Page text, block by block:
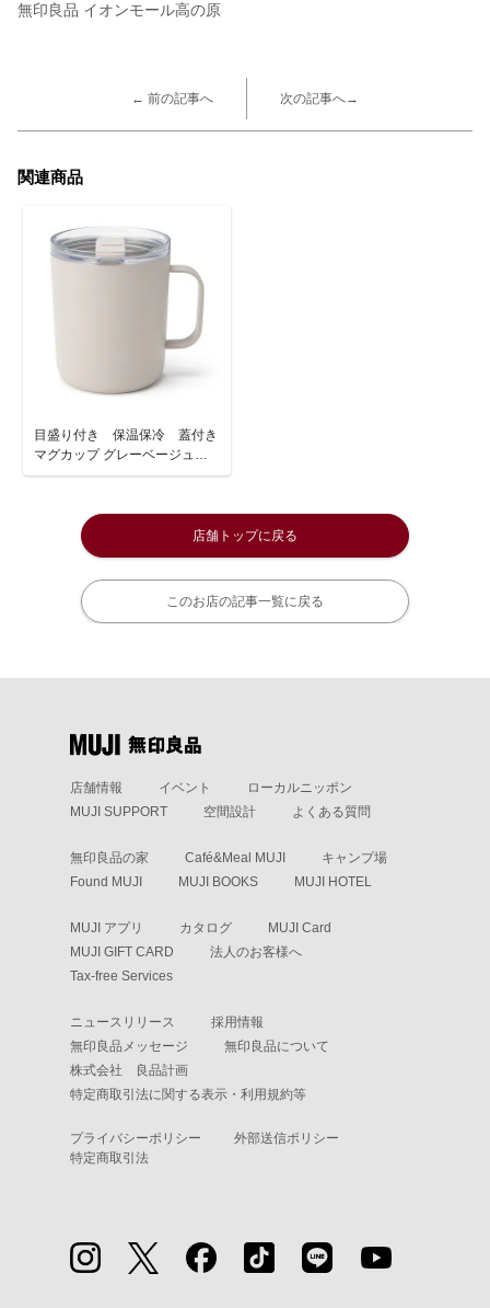
無印良品 イオンモール高の原
← 前の記事へ 次の記事へ→
関連商品
目盛り付き 保温保冷 蓋付き
マグカップ グレーベージュ
４００ｍＬ
店舗トップに戻る
このお店の記事一覧に戻る
店舗情報 イベント
ローカルニッポン
MUJI SUPPORT
空間設計 よくある質問
無印良品の家 Café&Meal MUJI
キャンプ場
Found MUJI
MUJI BOOKS MUJI HOTEL
MUJI アプリ カタログ
MUJI Card
MUJI GIFT CARD
法人のお客様へ
Tax-free Services
ニュースリリース
採用情報
無印良品メッセージ
無印良品について
株式会社 良品計画
特定商取引法に関する表示・利用規約等
プライバシーポリシー
外部送信ポリシー
特定商取引法